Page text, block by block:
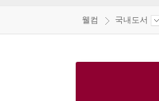
웰컴 국내도서